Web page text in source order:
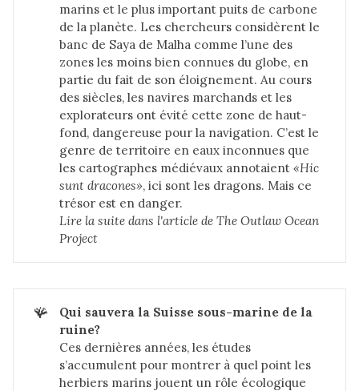
marins et le plus important puits de carbone
de la planète. Les chercheurs considèrent le
banc de Saya de Malha comme l’une des
zones les moins bien connues du globe, en
partie du fait de son éloignement. Au cours
des siècles, les navires marchands et les
explorateurs ont évité cette zone de haut-
fond, dangereuse pour la navigation. C’est le
genre de territoire en eaux inconnues que
les cartographes médiévaux annotaient«Hic
sunt dracones», ici sont les dragons. Mais ce
trésor est en danger.
Lire la suite dans l'article de The Outlaw Ocean
Project
🪸
Qui sauvera la Suisse sous-marine de la
ruine?
Ces dernières années, les études
s’accumulent pour montrer à quel point les
herbiers marins jouent un rôle écologique